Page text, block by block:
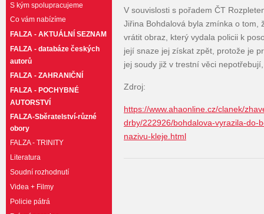
V souvislosti s pořadem ČT
Jiřina Bohdalová byla zmínka o tom,
vrátit obraz, který vydala policii k
její snaze jej získat zpět, protože je
jej soudy již v trestní věci
Zdroj:
https://www.ahaonline.cz/clanek/
drby/222926/bohdalova-vyrazila-do-
nazivu-kleje.html
S kým spolupracujeme
Co vám nabízíme
FALZA - AKTUÁLNÍ SEZNAM
FALZA - databáze českých
autorů
FALZA - ZAHRANIČNÍ
FALZA - POCHYBNÉ
AUTORSTVÍ
FALZA-Sběratelství-různé
obory
FALZA - TRINITY
Literatura
Soudní rozhodnutí
Videa + Filmy
Policie pátrá